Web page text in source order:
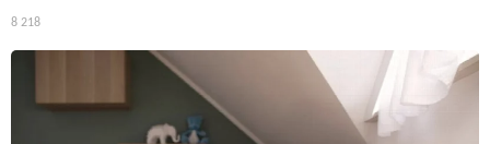
8 218